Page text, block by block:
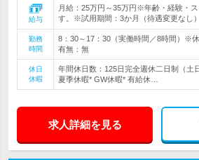
給与
月給：25万円～35万円※年齢・経験・
す。※試用期間：3か月（待遇変更なし）
勤務
時間
8：30～17：30（実働時間／8時間）※
有無：無
休日
休暇
年間休日数：125日完全週休二日制（土
夏季休暇* GW休暇* 有給休…
求人詳細を見る